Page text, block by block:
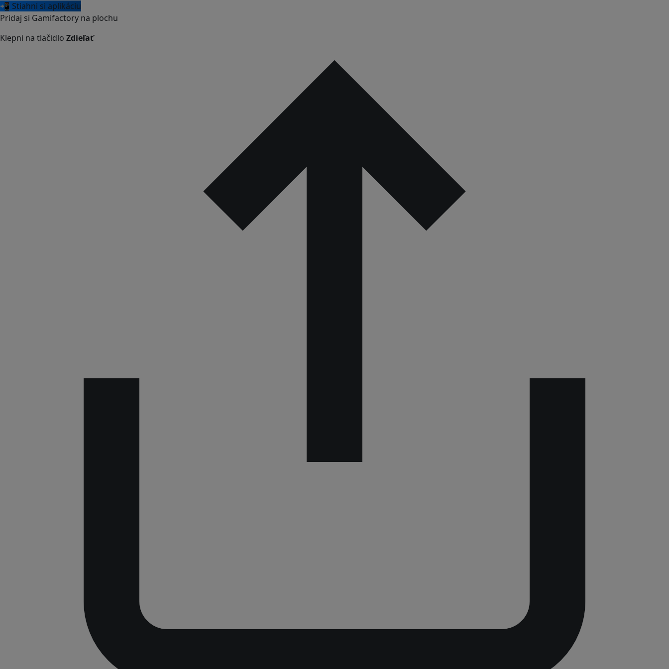
📲 Stiahni si aplikáciu
Pridaj si Gamifactory na plochu
Klepni na tlačidlo Zdieľať